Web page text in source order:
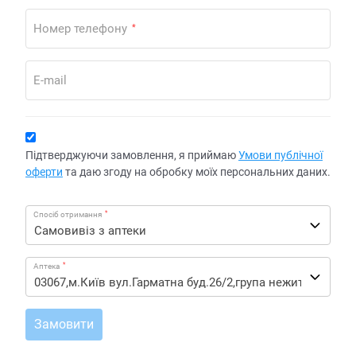
Номер телефону *
E-mail
Підтверджуючи замовлення, я приймаюУмови публічної
оферти та даю згоду на обробку моїх персональних даних.
Спосіб отримання *
Аптека *
Замовити